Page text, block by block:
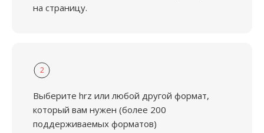
на страницу.
2
Выберите hrz или любой другой формат,
который вам нужен (более 200
поддерживаемых форматов)